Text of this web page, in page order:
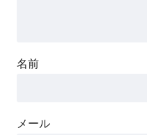
名前
メール